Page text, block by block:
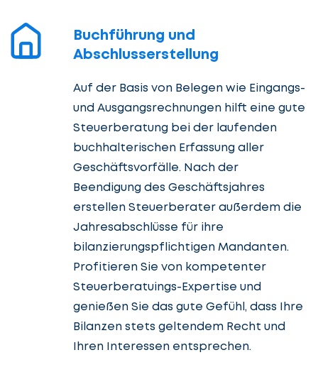
Buchführung und
Abschlusserstellung
Auf der Basis von Belegen wie Eingangs-
und Ausgangsrechnungen hilft eine gute
Steuerberatung bei der laufenden
buchhalterischen Erfassung aller
Geschäftsvorfälle. Nach der
Beendigung des Geschäftsjahres
erstellen Steuerberater außerdem die
Jahresabschlüsse für ihre
bilanzierungspflichtigen Mandanten.
Profitieren Sie von kompetenter
Steuerberatuings-Expertise und
genießen Sie das gute Gefühl, dass Ihre
Bilanzen stets geltendem Recht und
Ihren Interessen entsprechen.